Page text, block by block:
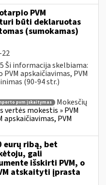
PVM
būti deklaruotas
(sumokamas)
Ši informacija skelbiama:
apskaičiavimas, PVM
(90-94 str.)
pvm įskaitymas
Mokesčių
vertės mokestis » PVM
PVM
eurų ribą, bet
gali
išskirti PVM, o
atskaityti įprasta